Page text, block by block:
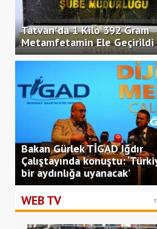
Tatvan'da 1 Kilo 392 Gram
Metamfetamin Ele Geçirildi
Bakan Gürlek TİGAD Iğdır
Çalıştayında konuştu:
bir aydınlığa uyanacak’
WEB TV